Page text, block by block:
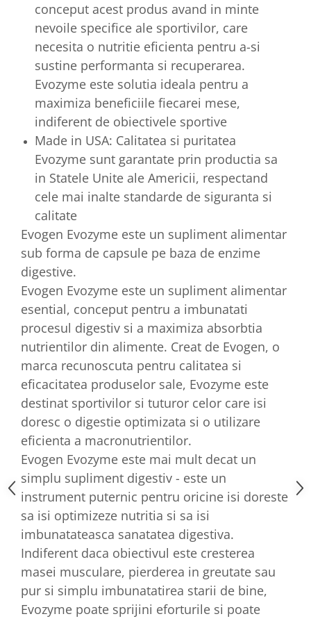
conceput acest produs avand in minte
nevoile specifice ale sportivilor, care
necesita o nutritie eficienta pentru a-si
sustine performanta si recuperarea.
Evozyme este solutia ideala pentru a
maximiza beneficiile fiecarei mese,
indiferent de obiectivele sportive
Made in USA: Calitatea si puritatea
Evozyme sunt garantate prin productia sa
in Statele Unite ale Americii, respectand
cele mai inalte standarde de siguranta si
calitate
Evogen Evozyme este un supliment alimentar
sub forma de capsule pe baza de enzime
digestive.
Evogen Evozyme este un supliment alimentar
esential, conceput pentru a imbunatati
procesul digestiv si a maximiza absorbtia
nutrientilor din alimente. Creat de Evogen, o
marca recunoscuta pentru calitatea si
eficacitatea produselor sale, Evozyme este
destinat sportivilor si tuturor celor care isi
doresc o digestie optimizata si o utilizare
eficienta a macronutrientilor.
Evogen Evozyme este mai mult decat un
simplu supliment digestiv - este un
instrument puternic pentru oricine isi doreste
sa isi optimizeze nutritia si sa isi
imbunatateasca sanatatea digestiva.
Indiferent daca obiectivul este cresterea
masei musculare, pierderea in greutate sau
pur si simplu imbunatatirea starii de bine,
Evozyme poate sprijini eforturile si poate